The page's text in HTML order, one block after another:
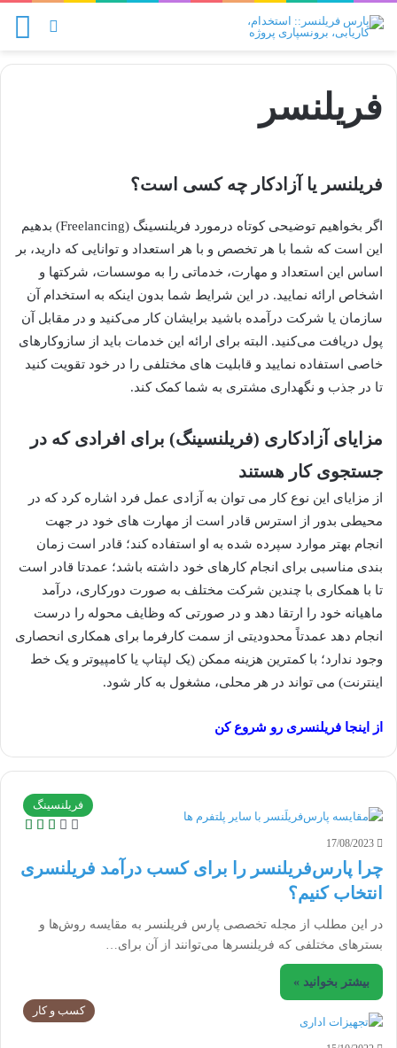
فریلنسر
فریلنسر یا آزادکار چه کسی است؟
اگر بخواهیم توضیحی کوتاه درمورد فریلنسینگ (Freelancing) بدهیم
این است که شما با هر تخصص و با هر استعداد و توانایی که دارید، بر
اساس این استعداد و مهارت، خدماتی را به موسسات، شرکتها و
اشخاص ارائه نمایید. در این شرایط شما بدون اینکه به استخدام آن
سازمان یا شرکت درآمده باشید برایشان کار می‌کنید و در مقابل آن
پول دریافت می‌کنید. البته برای ارائه این خدمات باید از سازوکارهای
خاصی استفاده نمایید و قابلیت های مختلفی را در خود تقویت کنید
تا در جذب و نگهداری مشتری به شما کمک کند.
مزایای آزادکاری (فریلنسینگ) برای افرادی که در
جستجوی کار هستند
از مزایای این نوع کار می توان به آزادی عمل فرد اشاره کرد که در
محیطی بدور از استرس قادر است از مهارت های خود در جهت
انجام بهتر موارد سپرده شده به او استفاده کند؛ قادر است زمان
بندی مناسبی برای انجام کارهای خود داشته باشد؛ عمدتا قادر است
تا با همکاری با چندین شرکت مختلف به صورت دورکاری، درآمد
ماهیانه خود را ارتقا دهد و در صورتی که وظایف محوله را درست
انجام دهد عمدتاً محدودیتی از سمت کارفرما برای همکاری انحصاری
وجود ندارد؛ با کمترین هزینه ممکن (یک لپتاپ یا کامپیوتر و یک خط
اینترنت) می تواند در هر محلی، مشغول به کار شود.
از اینجا فریلنسری رو شروع کن
فریلنسینگ
17/08/2023
چرا پارس‌فریلنسر را برای کسب درآمد فریلنسری
انتخاب کنیم؟
در این مطلب از مجله تخصصی پارس فریلنسر به مقایسه روش‌ها و
بسترهای مختلفی که فریلنسرها می‌توانند از آن برای…
بیشتر بخوانید »
کسب و کار